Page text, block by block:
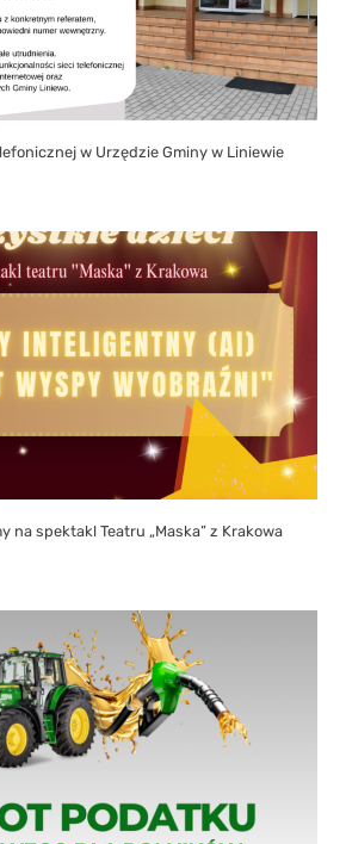
w Urzędzie Gminy w Liniewie
na spektakl Teatru „Maska” z Krakowa